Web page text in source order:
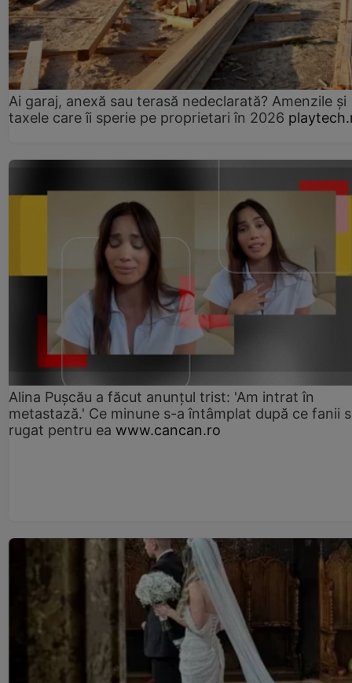
Ai garaj, anexă sau terasă nedeclarată? Amenzile și
taxele care îi sperie pe proprietari în 2026
Alina Pușcău a făcut anunțul trist: 'Am intrat în
metastază.' Ce minune s-a întâmplat după ce fanii
rugat pentru ea www.cancan.ro